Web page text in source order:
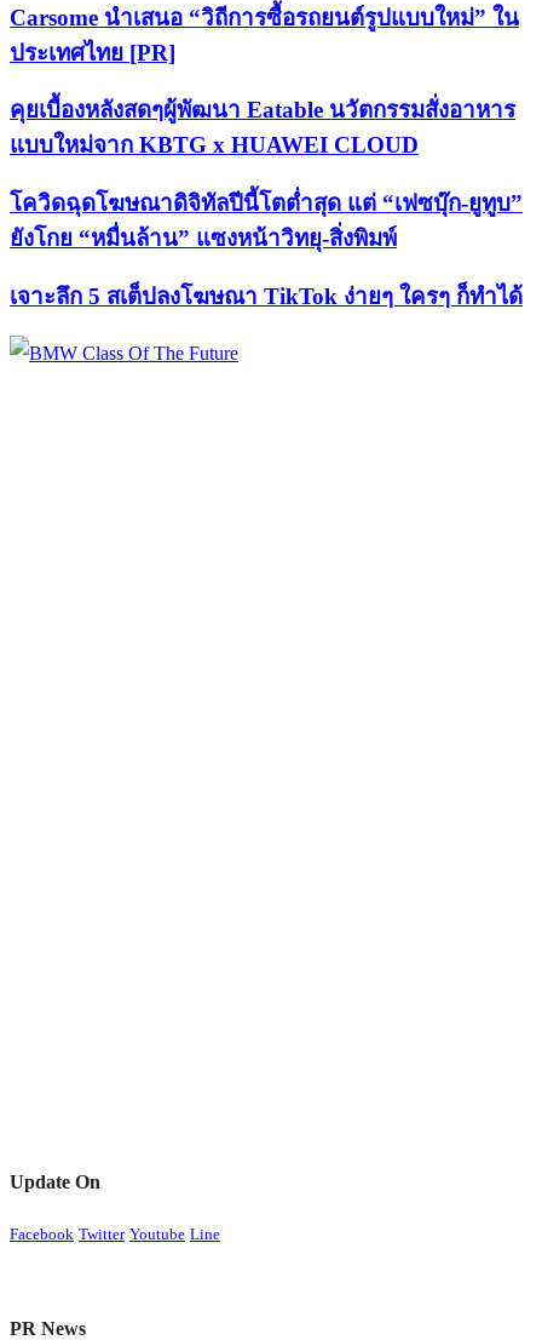
Carsome นำเสนอ “วิถีการซื้อรถยนต์รูปแบบใหม่” ใน
ประเทศไทย [PR]
คุยเบื้องหลังสดๆผู้พัฒนา Eatable นวัตกรรมสั่งอาหาร
แบบใหม่จาก KBTG x HUAWEI CLOUD
โควิดฉุดโฆษณาดิจิทัลปีนี้โตต่ำสุด แต่ “เฟซบุ๊ก-ยูทูบ”
ยังโกย “หมื่นล้าน” แซงหน้าวิทยุ-สิ่งพิมพ์
เจาะลึก 5 สเต็ปลงโฆษณา TikTok ง่ายๆ ใครๆ ก็ทำได้
Update On
Facebook Twitter Youtube Line
PR News